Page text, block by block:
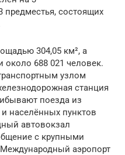
предместья, состоящих
304,05 км², а
около 688 021 человек.
узлом
станция
поезда из
населённых пунктов
автовокзал
с крупными
аэропорт